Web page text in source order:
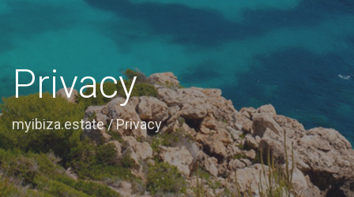
Privacy
myibiza.estate/Privacy